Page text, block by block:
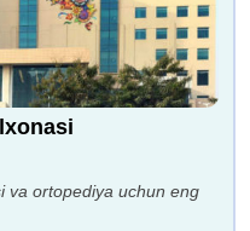
va ortopediya uchun eng